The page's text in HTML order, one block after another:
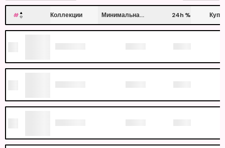
# Коллекции Минимальная цена 24h %